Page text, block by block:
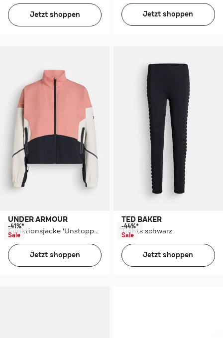
Jetzt shoppen Jetzt shoppen
UNDER ARMOUR
Funktionsjacke 'Unstoppable' dreifarbig
-41%*
Sale
Jetzt shoppen
TED BAKER
Tights schwarz
-44%*
Sale
Jetzt shoppen